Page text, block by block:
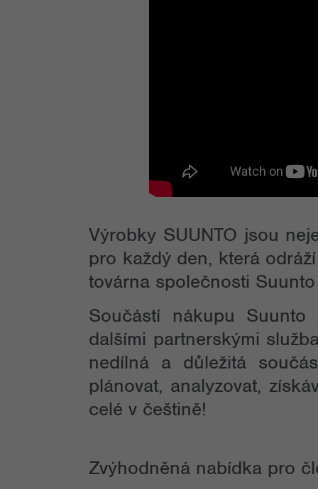
Výrobky SUUNTO jsou
pro každý den, která
továrna společnosti
Součástí nákupu
dalšími partnerskými
nedílná a důležitá
plánovat, analyzovat,
celé v češtině!
Zvýhodněná nabídka pro